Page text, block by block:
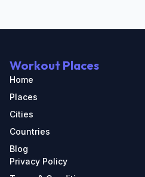
Workout Places
Home
Places
Cities
Countries
Blog
Privacy Policy